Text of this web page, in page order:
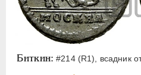
Биткин: #214 (R1), всадник